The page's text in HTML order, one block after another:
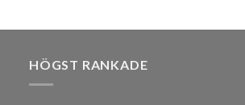
HÖGST RANKADE